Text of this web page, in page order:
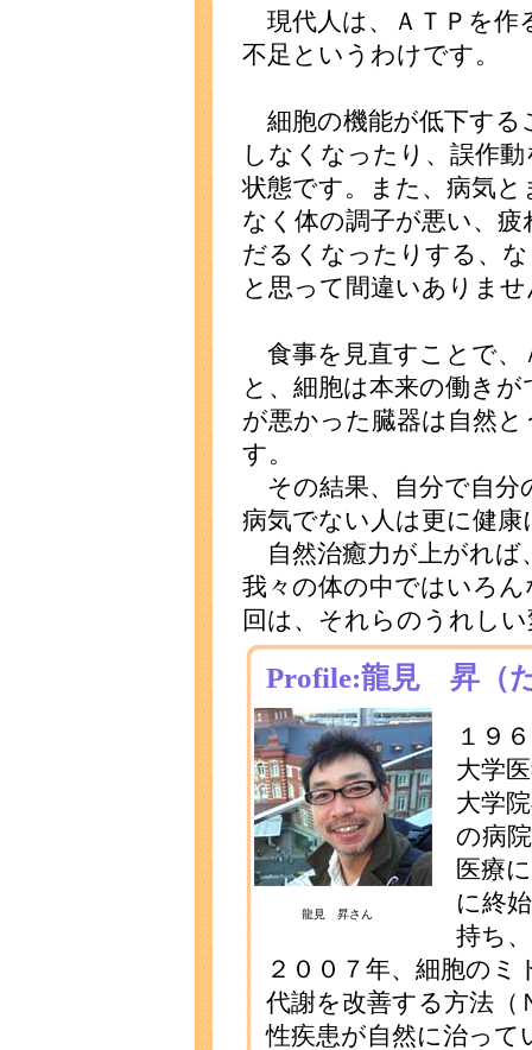
現代人は、ＡＴＰを作
不足というわけです。
細胞の機能が低下する
しなくなったり、誤作
状態です。また、病気
なく体の調子が悪い、
だるくなったりする、
と思って間違いありませ
食事を見直すことで、
と、細胞は本来の働き
が悪かった臓器は自然
す。
その結果、自分で自分
病気でない人は更に健
自然治癒力が上がれば
我々の体の中ではいろ
回は、それらのうれし
Profile:龍見 昇（
龍見 昇さん
１９
大学
大学
の病
医療
に終
持ち
２００７年、細胞の
代謝を改善する方法（
性疾患が自然に治って